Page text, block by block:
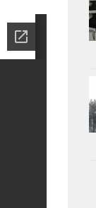
უამრავი